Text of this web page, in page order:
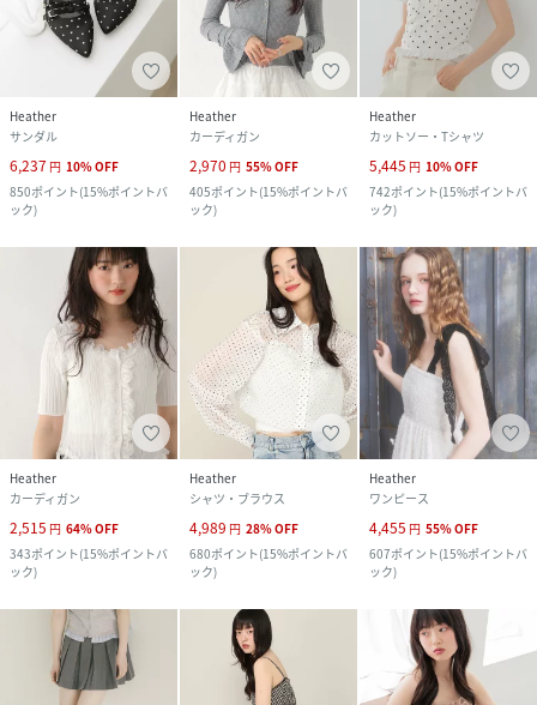
Heather
サンダル
6,237 円 10%OFF
850ポイント(15%ポイントバ
ック)
Heather
カーディガン
2,970 円 55%OFF
405ポイント(15%ポイントバ
ック)
Heather
カットソー・Tシャツ
5,445 円 10%OFF
742ポイント(15%ポイントバ
ック)
Heather
カーディガン
2,515 円 64%OFF
343ポイント(15%ポイントバ
ック)
Heather
シャツ・ブラウス
4,989 円 28%OFF
680ポイント(15%ポイントバ
ック)
Heather
ワンピース
4,455 円 55%OFF
607ポイント(15%ポイントバ
ック)